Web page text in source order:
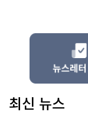
최신 뉴스